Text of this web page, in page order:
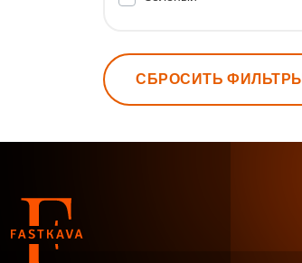
СБРОСИТЬ ФИЛЬТРЫ